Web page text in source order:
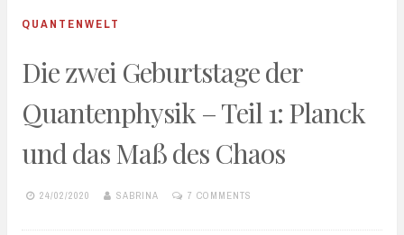
QUANTENWELT
Die zwei Geburtstage der
Quantenphysik – Teil 1: Planck
und das Maß des Chaos
24/02/2020 SABRINA 7 COMMENTS